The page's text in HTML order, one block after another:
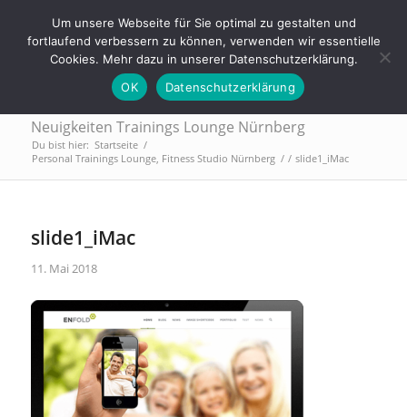
Tel.: 0911 - 2171 4565 | info@trainings-lounge.de
Neuigkeiten Trainings Lounge Nürnberg
Du bist hier: Startseite /
Personal Trainings Lounge, Fitness Studio Nürnberg / / slide1_iMac
slide1_iMac
11. Mai 2018
Um unsere Webseite für Sie optimal zu gestalten und
fortlaufend verbessern zu können, verwenden wir essentielle
Cookies. Mehr dazu in unserer Datenschutzerklärung.
OK
Datenschutzerklärung